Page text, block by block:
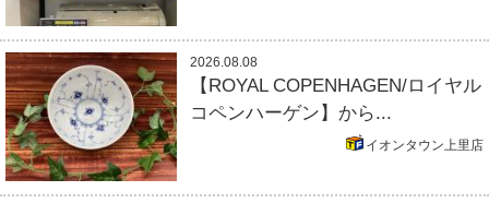
2026.08.08
【ROYAL COPENHAGEN/ロイヤル
コペンハーゲン】から...
イオンタウン上里店